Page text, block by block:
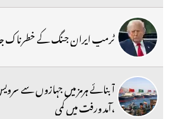
ٹرمپ ایران جنگ کے خطرناک
آبنائے ہرمز میں جہازوں سے
،آمد ورفت میں کمی